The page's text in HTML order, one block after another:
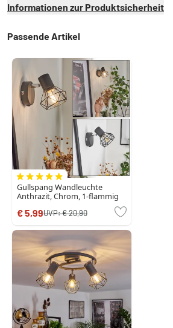
Informationen zur Produktsicherheit
Passende Artikel
Gullspang Wandleuchte
Anthrazit, Chrom, 1-flammig
€ 5,99UVP:€ 20,90